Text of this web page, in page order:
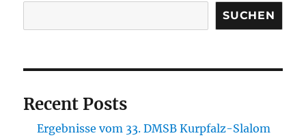
SUCHEN
Recent Posts
Ergebnisse vom 33. DMSB Kurpfalz-Slalom